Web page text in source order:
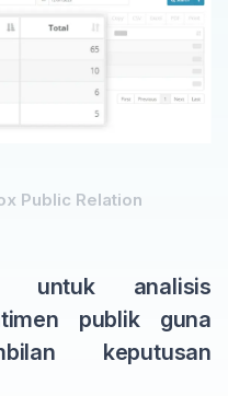
Public Relation
untuk analisis
publik guna
keputusan